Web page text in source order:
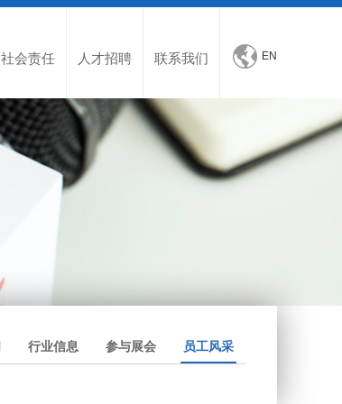
EN
社会责任 人才招聘 联系我们
行业信息 参与展会 员工风采